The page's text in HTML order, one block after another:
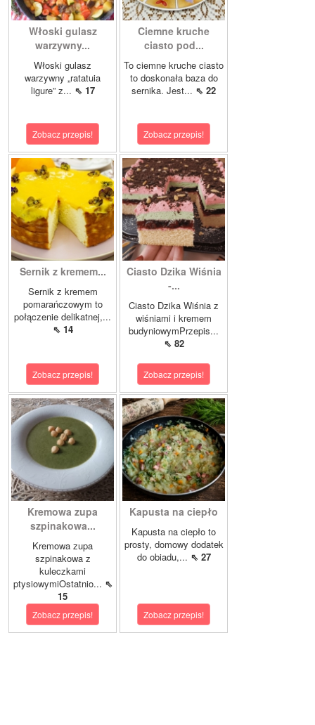
Włoski gulasz
warzywny...
Włoski gulasz
warzywny „ratatuia
ligure” z... ⇖ 17
Zobacz przepis!
Ciemne kruche
ciasto pod...
To ciemne kruche ciasto
to doskonała baza do
sernika. Jest... ⇖ 22
Zobacz przepis!
Sernik z kremem...
Sernik z kremem
pomarańczowym to
połączenie delikatnej,...
⇖ 14
Zobacz przepis!
Ciasto Dzika Wiśnia
-...
Ciasto Dzika Wiśnia z
wiśniami i kremem
budyniowymPrzepis...
⇖ 82
Zobacz przepis!
Kremowa zupa
szpinakowa...
Kremowa zupa
szpinakowa z
kuleczkami
ptysiowymiOstatnio... ⇖
15
Zobacz przepis!
Kapusta na ciepło
Kapusta na ciepło to
prosty, domowy dodatek
do obiadu,... ⇖ 27
Zobacz przepis!